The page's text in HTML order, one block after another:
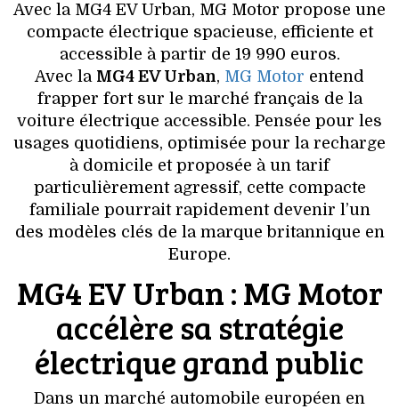
MODE DE RUE
JEUNES CRÉATEURS
HISTOIRE DES MARQUES
DÉCO
VOYAGES & LOISIRS
Avec la MG4 EV Urban, MG Motor propose une
compacte électrique spacieuse, efficiente et
accessible à partir de 19 990 euros.
Avec la MG4 EV Urban, MG Motor entend
frapper fort sur le marché français de la
voiture électrique accessible. Pensée pour les
usages quotidiens, optimisée pour la recharge
à domicile et proposée à un tarif
particulièrement agressif, cette compacte
familiale pourrait rapidement devenir l’un
des modèles clés de la marque britannique en
Europe.
MG4 EV Urban : MG Motor
accélère sa stratégie
électrique grand public
Dans un marché automobile européen en